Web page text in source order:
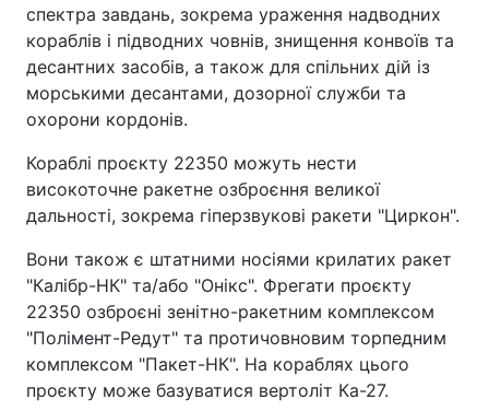
спектра завдань, зокрема ураження надводних
кораблів і підводних човнів, знищення конвоїв та
десантних засобів, а також для спільних дій із
морськими десантами, дозорної служби та
охорони кордонів.
Кораблі проєкту 22350 можуть нести
високоточне ракетне озброєння великої
дальності, зокрема гіперзвукові ракети "Циркон".
Вони також є штатними носіями крилатих ракет
"Калібр-НК" та/або "Онікс". Фрегати проєкту
22350 озброєні зенітно-ракетним комплексом
"Полімент-Редут" та протичовновим торпедним
комплексом "Пакет-НК". На кораблях цього
проєкту може базуватися вертоліт Ка-27.